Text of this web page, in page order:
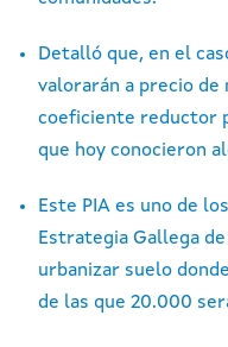
Detalló que, en el
valorarán a precio de
coeficiente reductor
que hoy conocieron
Este PIA es uno de
Estrategia Gallega
urbanizar suelo
de las que 20.000